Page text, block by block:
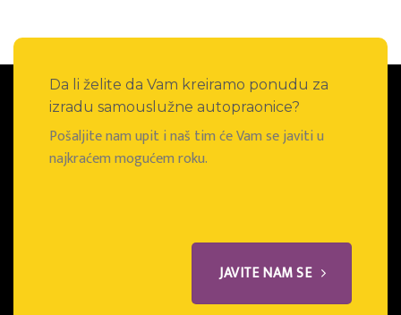
Da li želite da Vam kreiramo ponudu za
izradu samouslužne autopraonice?
Pošaljite nam upit i naš tim će Vam se javiti u
najkraćem mogućem roku.
JAVITE NAM SE